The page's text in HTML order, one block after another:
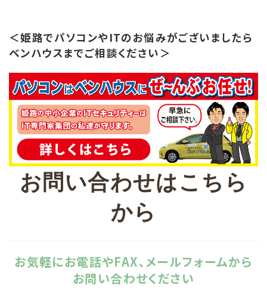
＜姫路でパソコンやITのお悩みがございましたら
ベンハウスまでご相談ください＞
お問い合わせはこちら
から
お気軽にお電話やFAX、メールフォームから
お問い合わせください